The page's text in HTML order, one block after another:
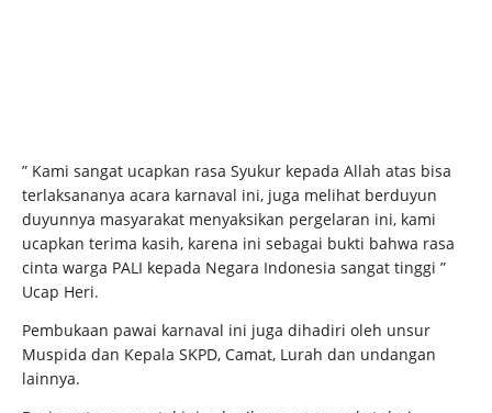
” Kami sangat ucapkan rasa Syukur kepada Allah atas bisa
terlaksananya acara karnaval ini, juga melihat berduyun
duyunnya masyarakat menyaksikan pergelaran ini, kami
ucapkan terima kasih, karena ini sebagai bukti bahwa rasa
cinta warga PALI kepada Negara Indonesia sangat tinggi ”
Ucap Heri.
Pembukaan pawai karnaval ini juga dihadiri oleh unsur
Muspida dan Kepala SKPD, Camat, Lurah dan undangan
lainnya.